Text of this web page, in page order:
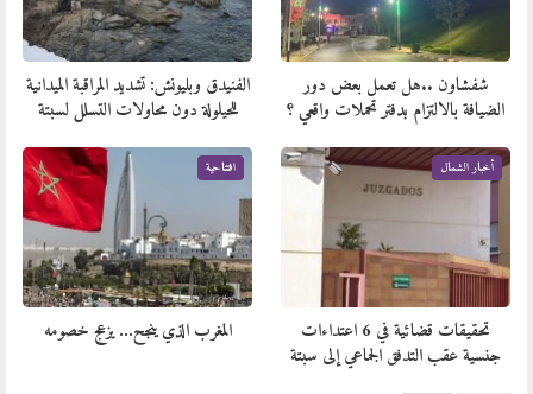
شفشاون ..هل تعمل بعض دور
الضيافة بالالتزام بدفتر تحملات واقعي ؟
الفنيدق وبليونش: تشديد المراقبة الميدانية
للحيلولة دون محاولات التسلل لسبتة
أخبار الشمال
تحقيقات قضائية في 6 اعتداءات
جنسية عقب التدفق الجماعي إلى سبتة
افتتاحية
المغرب الذي ينجح… يزعج خصومه